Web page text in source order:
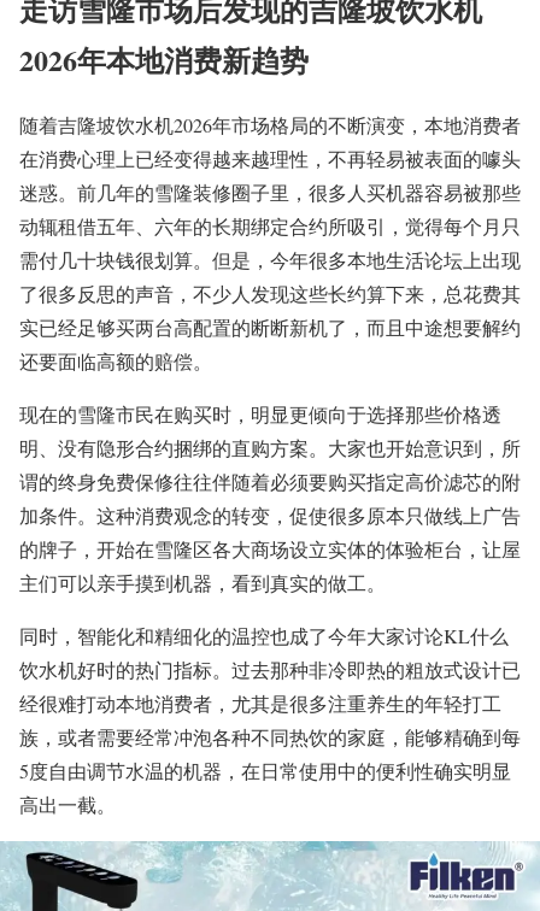
走访雪隆市场后发现的吉隆坡饮水机
2026年本地消费新趋势
随着吉隆坡饮水机2026年市场格局的不断演变，本地消费者
在消费心理上已经变得越来越理性，不再轻易被表面的噱头
迷惑。前几年的雪隆装修圈子里，很多人买机器容易被那些
动辄租借五年、六年的长期绑定合约所吸引，觉得每个月只
需付几十块钱很划算。但是，今年很多本地生活论坛上出现
了很多反思的声音，不少人发现这些长约算下来，总花费其
实已经足够买两台高配置的断断新机了，而且中途想要解约
还要面临高额的赔偿。
现在的雪隆市民在购买时，明显更倾向于选择那些价格透
明、没有隐形合约捆绑的直购方案。大家也开始意识到，所
谓的终身免费保修往往伴随着必须要购买指定高价滤芯的附
加条件。这种消费观念的转变，促使很多原本只做线上广告
的牌子，开始在雪隆区各大商场设立实体的体验柜台，让屋
主们可以亲手摸到机器，看到真实的做工。
同时，智能化和精细化的温控也成了今年大家讨论KL什么
饮水机好时的热门指标。过去那种非冷即热的粗放式设计已
经很难打动本地消费者，尤其是很多注重养生的年轻打工
族，或者需要经常冲泡各种不同热饮的家庭，能够精确到每
5度自由调节水温的机器，在日常使用中的便利性确实明显
高出一截。